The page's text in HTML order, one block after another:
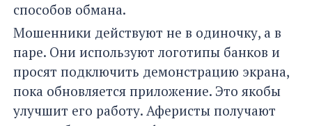
способов обмана.
Мошенники действуют не в одиночку, а в
паре. Они используют логотипы банков и
просят подключить демонстрацию экрана,
пока обновляется приложение. Это якобы
улучшит его работу. Аферисты получают